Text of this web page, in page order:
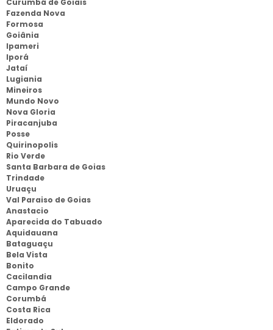
Curumbá de Goiais
Fazenda Nova
Formosa
Goiânia
Ipameri
Iporá
Jataí
Lugiania
Mineiros
Mundo Novo
Nova Gloria
Piracanjuba
Posse
Quirinopolis
Rio Verde
Santa Barbara de Goias
Trindade
Uruaçu
Val Paraiso de Goias
Anastacio
Aparecida do Tabuado
Aquidauana
Bataguaçu
Bela Vista
Bonito
Cacilandia
Campo Grande
Corumbá
Costa Rica
Eldorado